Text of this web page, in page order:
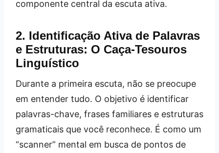
componente central da escuta ativa.
2. Identificação Ativa de Palavras
e Estruturas: O Caça-Tesouros
Linguístico
Durante a primeira escuta, não se preocupe
em entender tudo. O objetivo é identificar
palavras-chave, frases familiares e estruturas
gramaticais que você reconhece. É como um
“scanner” mental em busca de pontos de